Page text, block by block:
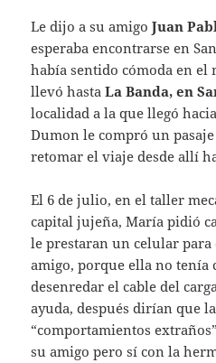
Le dijo a su amigoJuan
esperaba encontrarse en
había sentido cómoda en
llevó hasta La Banda, en
localidad a la que llegó
Dumon le compró un
retomar el viaje desde allí
El 6 de julio, en el taller
capital jujeña, María pidió
le prestaran un celular para
amigo, porque ella no tenía
desenredar el cable del
ayuda, después dirían que
“comportamientos
su amigo pero sí con la